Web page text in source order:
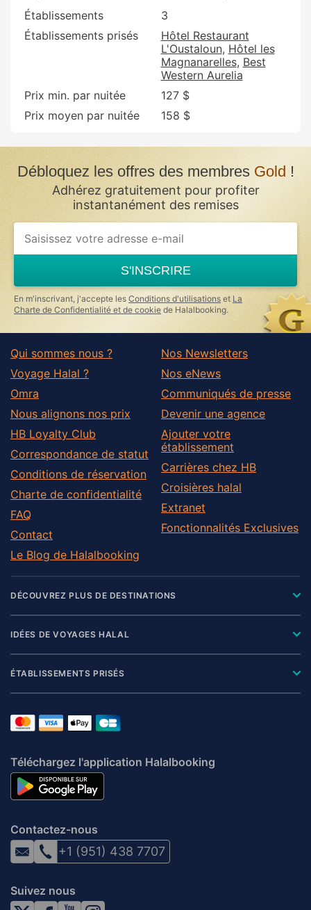
Établissements
3
Établissements prisés
Hôtel Restaurant
L'Oustaloun Hôtel les
Magnanarelles Best
Western Aurelia
Prix min. par nuitée
127 $
Prix moyen par nuitée
158 $
Débloquez les offres des membres Gold !
Adhérez gratuitement pour profiter
instantanément des remises
If
you
ignore
this
field
S'INSCRIRE
En m'inscrivant, j'accepte les Conditions d'utilisations et La
Charte de Confidentialité et de cookie de Halalbooking.
Qui sommes nous ?
Voyage Halal ?
Omra
Nous alignons nos prix
HB Loyalty Club
Correspondance de statut
Conditions de réservation
Charte de confidentialité
FAQ
Contact
Le Blog de Halalbooking
Nos Newsletters
Nos eNews
Communiqués de presse
Devenir une agence
Ajouter votre
établissement
Carrières chez HB
Croisières halal
Extranet
Fonctionnalités Exclusives
DÉCOUVREZ PLUS DE DESTINATIONS
IDÉES DE VOYAGES HALAL
ÉTABLISSEMENTS PRISÉS
Téléchargez l'application Halalbooking
Contactez-nous
+1 (951) 438 7707
Suivez nous